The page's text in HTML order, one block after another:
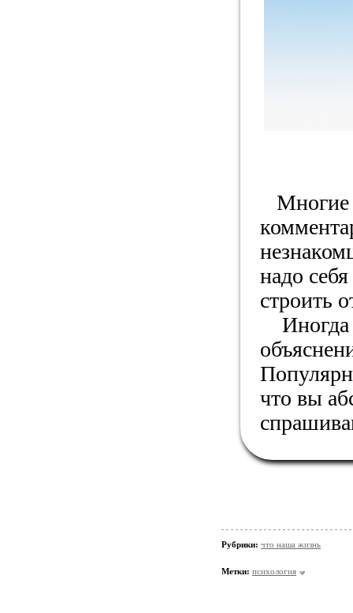
Многие
надо
строить
Иногда
что вы
Рубрики: что наша жизнь
Метки: психология